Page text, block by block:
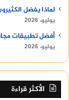
لماذا يفضل
يوليو، 2026
أفضل تطبيقات
يوليو، 2026
الأكثر قراءة